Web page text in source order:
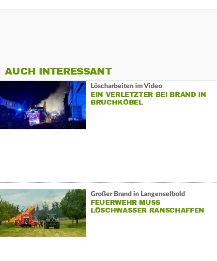
AUCH INTERESSANT
Löscharbeiten im Video
EIN VERLETZTER BEI BRAND IN
BRUCHKÖBEL
Großer Brand in Langenselbold
FEUERWEHR MUSS
LÖSCHWASSER RANSCHAFFEN